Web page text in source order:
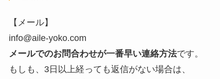
【メール】
info@aile-yoko.com
メールでのお問合わせが一番早い連絡方法です。
もしも、3日以上経っても返信がない場合は、